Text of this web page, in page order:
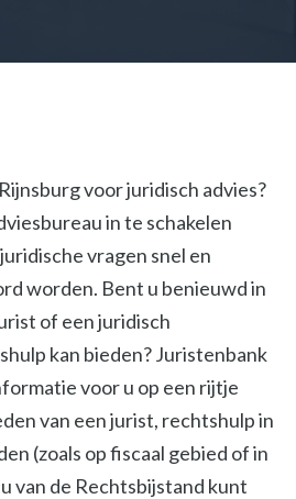
voor juridisch advies?
in te schakelen
vragen snel en
worden. Bent u benieuwd in
of een juridisch
kan bieden? Juristenbank
voor u op een rijtje
van een jurist, rechtshulp in
(zoals op fiscaal gebied of in
van de Rechtsbijstand kunt